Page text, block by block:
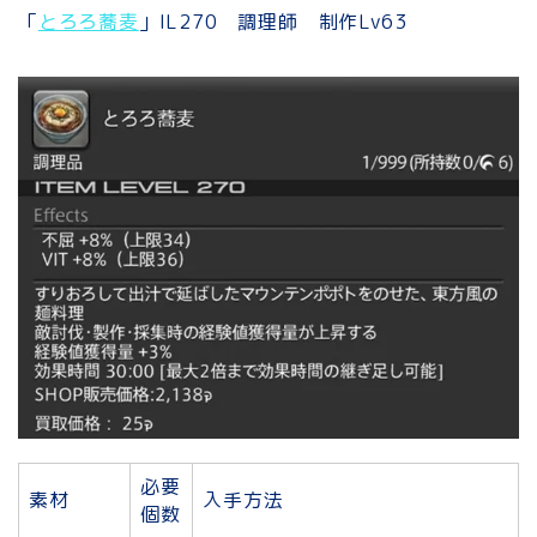
「とろろ蕎麦 」IL270 調理師 制作Lv63
素材
必要
個数
入手方法